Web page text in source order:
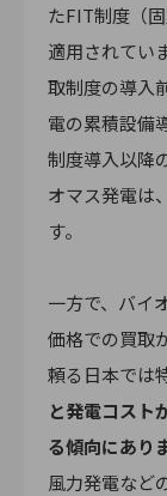
たFIT制度（
適用されてい
取制度の導入
電の累積設備
制度導入以降
オマス発電は
す。
一方で、バイ
価格での買取
頼る日本では
と発電コスト
る傾向にあり
風力発電など